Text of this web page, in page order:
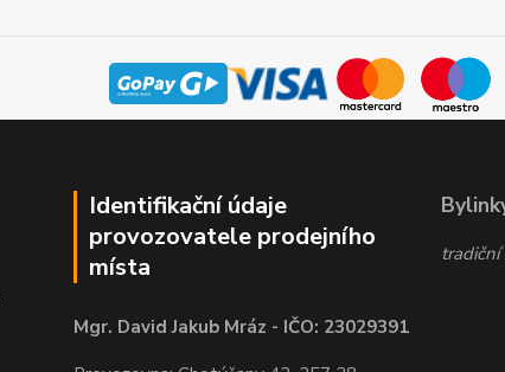
Identifikační údaje
provozovatele prodejního
místa
Mgr. David Jakub Mráz - IČO: 23029391